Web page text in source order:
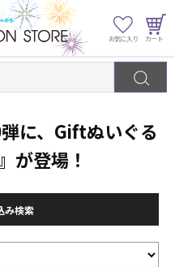
弾に、Giftぬいぐる
が登場！
み検索